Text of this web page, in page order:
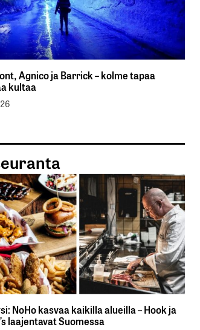
Agnico ja Barrick – kolme tapaa
kultaa
NoHo kasvaa kaikilla alueilla – Hook ja
laajentavat Suomessa